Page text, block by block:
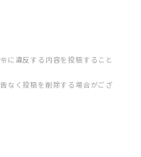
に違反する内容を投稿すること
なく投稿を削除する場合がござ